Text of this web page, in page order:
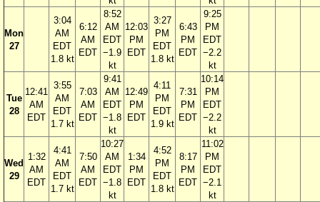
Mon
27
3:04
AM
EDT
1.8 kt
6:12
AM
EDT
8:52
AM
EDT
−1.9
kt
12:03
PM
EDT
3:27
PM
EDT
1.8 kt
6:43
PM
EDT
9:25
PM
EDT
−2.2
kt
Tue
28
12:41
AM
EDT
3:55
AM
EDT
1.7 kt
7:03
AM
EDT
9:41
AM
EDT
−1.8
kt
12:49
PM
EDT
4:11
PM
EDT
1.9 kt
7:31
PM
EDT
10:14
PM
EDT
−2.2
kt
Wed
29
1:32
AM
EDT
4:41
AM
EDT
1.7 kt
7:50
AM
EDT
10:27
AM
EDT
−1.8
kt
1:34
PM
EDT
4:52
PM
EDT
1.8 kt
8:17
PM
EDT
11:02
PM
EDT
−2.1
kt